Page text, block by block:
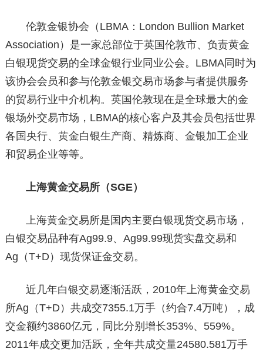
伦敦金银协会（LBMA：London Bullion Market
Association）是一家总部位于英国伦敦市、负责黄金
白银现货交易的全球金银行业同业公会。LBMA同时为
该协会会员和参与伦敦金银交易市场参与者提供服务
的贸易行业中介机构。英国伦敦现在是全球最大的金
银场外交易市场，LBMA的核心客户及其会员包括世界
各国央行、黄金白银生产商、精炼商、金银加工企业
和贸易企业等等。
上海黄金交易所（SGE）
上海黄金交易所是国内主要白银现货交易市场，
白银交易品种有Ag99.9、Ag99.99现货实盘交易和
Ag（T+D）现货保证金交易。
近几年白银交易逐渐活跃，2010年上海黄金交易
所Ag（T+D）共成交7355.1万手（约合7.4万吨），成
交金额约3860亿元，同比分别增长353%、559%。
2011年成交更加活跃，全年共成交量24580.581万手